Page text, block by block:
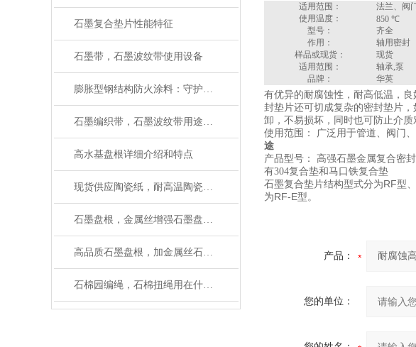
石墨复合垫片性能特征
石墨带，石墨波纹带使用设备
膨胀型钢结构防火涂料：守护建筑安全的 “隐形卫士”
石墨编织带，石墨波纹带用途及性能
高水基盘根详细介绍和特点
现货供应陶瓷纸，耐高温陶瓷纤维纸规格齐全
石墨盘根，金属丝增强石墨盘根主要性能
高品质石墨盘根，加金属丝石墨盘根厂家有现货
石棉园编绳，石棉扭绳用在什么地方
适用范围： 法兰、阀
使用温度：
850 ℃
型号：
齐全
作用：
轴用密封
样品或现货：
现货
适用范围：
轴承,泵
品牌：
华英
有优异的耐腐蚀性，耐高低温，
封垫片还可切成复杂的密封垫片
卸，不易损坏，同时也可防止介质
使用范围： 广泛用于管道、阀门
途
产品型号： 高强石墨金属复合密
有304复合垫和马口铁复合垫
石墨复合垫片结构型式分为RF型
为RF-E型。
产品：
您的单位：